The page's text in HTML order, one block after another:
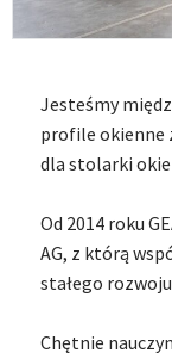
Jesteśmy
profile okienne
dla stolarki
Od 2014 roku
AG, z którą
stałego
Chętnie